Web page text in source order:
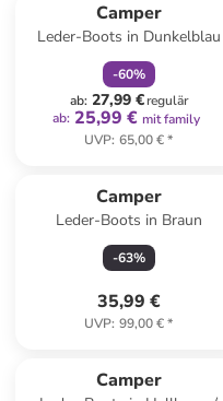
Camper
Leder-Boots in Dunkelblau
-60%
ab: 27,99 €regulär
ab: 25,99 € mit family
UVP: 65,00 €*
Camper
Leder-Boots in Braun
-63%
35,99 €
UVP: 99,00 €*
Camper